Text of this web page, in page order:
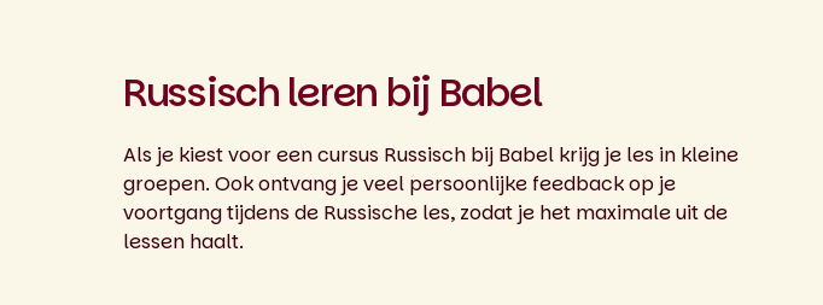
Russisch leren bij Babel
Als je kiest voor een cursus Russisch bij Babel krijg je les in kleine
groepen. Ook ontvang je veel persoonlijke feedback op je
voortgang tijdens de Russische les, zodat je het maximale uit de
lessen haalt.